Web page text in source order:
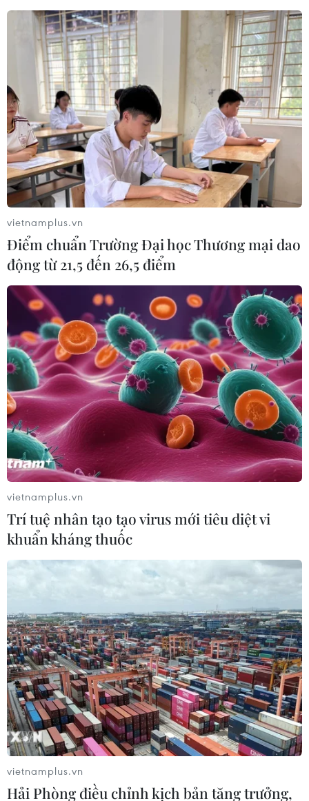
TIN LIÊN QUAN
Thành phố Hồ Chí Minh dẫn đầu số lượng
tham gia cuộc thi “Học sinh với An ninh
mạng”
24/04/2026 04:32
Nhiều địa phương ghi nhận kết quả nổi bật tại Cuộc thi
“Học sinh với An ninh mạng 2026." Riêng Thành phố Hồ
Chí Minh dẫn đầu cả nước về số lượng học sinh tham
gia với 126.232 em.
Doanh nghiệp nâng cao năng lực an ninh
mạng để phát triển kinh tế số an toàn
17/04/2026 01:26
Bảo đảm an toàn số không chỉ là nhiệm vụ bảo vệ an
ninh quốc gia, mà còn là bệ đỡ phòng vệ hữu ích giúp
vietnamplus.vn
Điểm chuẩn Trường Đại học Thương mại dao
động từ 21,5 đến 26,5 điểm
vietnamplus.vn
Trí tuệ nhân tạo tạo virus mới tiêu diệt vi
khuẩn kháng thuốc
vietnamplus.vn
Hải Phòng điều chỉnh kịch bản tăng trưởng,